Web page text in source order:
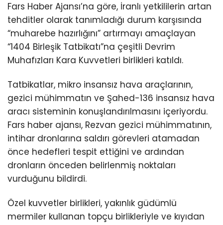
Fars Haber Ajansı’na göre, İranlı yetkililerin artan
tehditler olarak tanımladığı durum karşısında
“muharebe hazırlığını” artırmayı amaçlayan
“1404 Birleşik Tatbikatı”na çeşitli Devrim
Muhafızları Kara Kuvvetleri birlikleri katıldı.
Tatbikatlar, mikro insansız hava araçlarının,
gezici mühimmatın ve Şahed-136 insansız hava
aracı sisteminin konuşlandırılmasını içeriyordu.
Fars haber ajansı, Rezvan gezici mühimmatının,
intihar dronlarına saldırı görevleri atamadan
önce hedefleri tespit ettiğini ve ardından
dronların önceden belirlenmiş noktaları
vurduğunu bildirdi.
Özel kuvvetler birlikleri, yakınlık güdümlü
mermiler kullanan topçu birlikleriyle ve kıyıdan